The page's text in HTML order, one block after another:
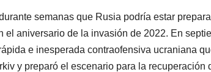
semanas que Rusia podría estar
el aniversario de la invasión de 2022. En
e inesperada contraofensiva ucraniana
y preparó el escenario para la recuperación